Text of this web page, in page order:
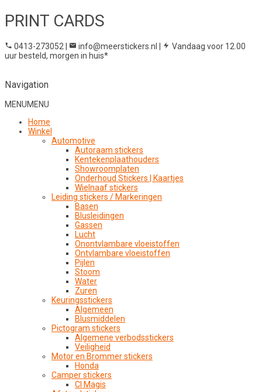
PRINT CARDS
0413-273052 | info@meerstickers.nl |
Vandaag voor 12.00
uur besteld, morgen in huis*
Navigation
MENUMENU
Home
Winkel
Automotive
Autoraam stickers
Kentekenplaathouders
Showroomplaten
Onderhoud Stickers | Kaartjes
Wielnaaf stickers
Leiding stickers / Markeringen
Basen
Blusleidingen
Gassen
Lucht
Onontvlambare vloeistoffen
Ontvlambare vloeistoffen
Pijlen
Stoom
Water
Zuren
Keuringsstickers
Algemeen
Blusmiddelen
Pictogram stickers
Algemene verbodsstickers
Veiligheid
Motor en Brommer stickers
Honda
Camper stickers
CI Magis